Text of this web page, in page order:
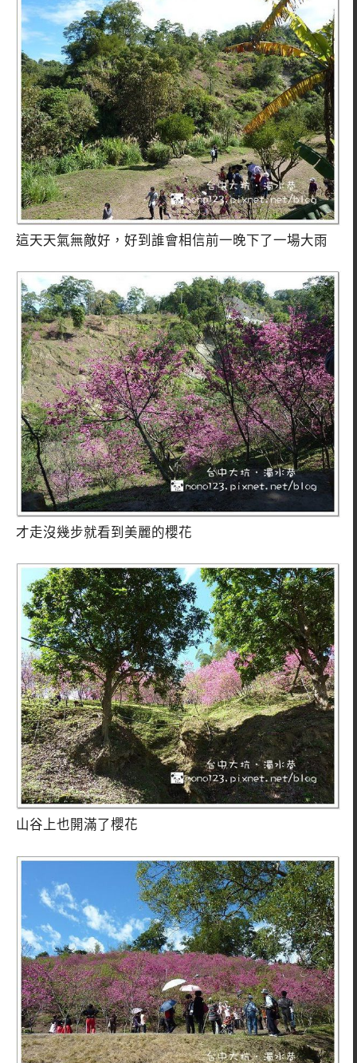
這天天氣無敵好，好到誰會相信前一晚下了一場大雨
才走沒幾步就看到美麗的櫻花
山谷上也開滿了櫻花